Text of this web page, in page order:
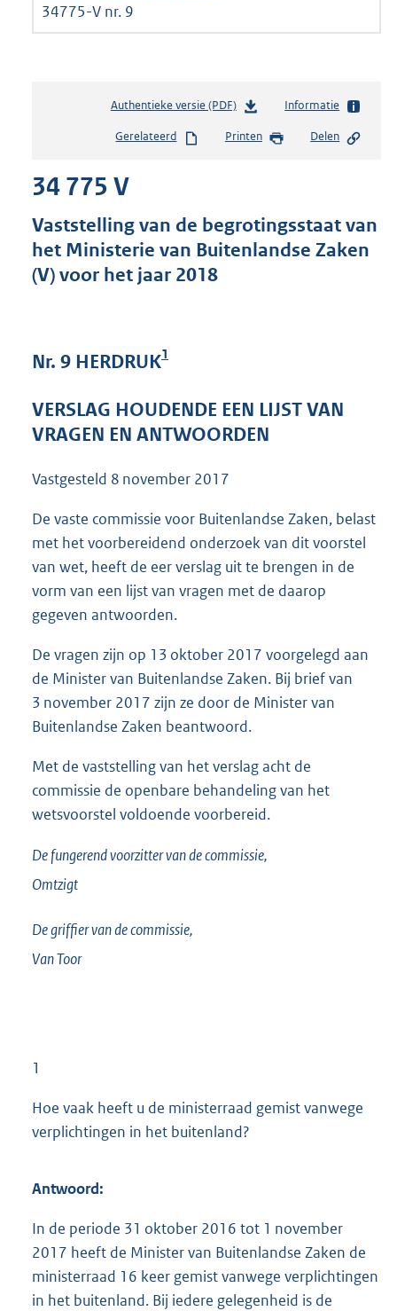
34775-V nr. 9
Authentieke versie (PDF)b
s
s
g
6
2
Informatie
Gerelateerd Printen Delen
34 775 V
Vaststelling van de begrotingsstaat van
het Ministerie van Buitenlandse Zaken
(V) voor het jaar 2018
Nr. 9 HERDRUK1
VERSLAG HOUDENDE EEN LIJST VAN
VRAGEN EN ANTWOORDEN
Vastgesteld 8 november 2017
De vaste commissie voor Buitenlandse Zaken, belast
met het voorbereidend onderzoek van dit voorstel
van wet, heeft de eer verslag uit te brengen in de
vorm van een lijst van vragen met de daarop
gegeven antwoorden.
De vragen zijn op 13 oktober 2017 voorgelegd aan
de Minister van Buitenlandse Zaken. Bij brief van
3 november 2017 zijn ze door de Minister van
Buitenlandse Zaken beantwoord.
Met de vaststelling van het verslag acht de
commissie de openbare behandeling van het
wetsvoorstel voldoende voorbereid.
De fungerend voorzitter van de commissie,
Omtzigt
De griffier van de commissie,
Van Toor
1
Hoe vaak heeft u de ministerraad gemist vanwege
verplichtingen in het buitenland?
Antwoord:
In de periode 31 oktober 2016 tot 1 november
2017 heeft de Minister van Buitenlandse Zaken de
ministerraad 16 keer gemist vanwege verplichtingen
in het buitenland. Bij iedere gelegenheid is de